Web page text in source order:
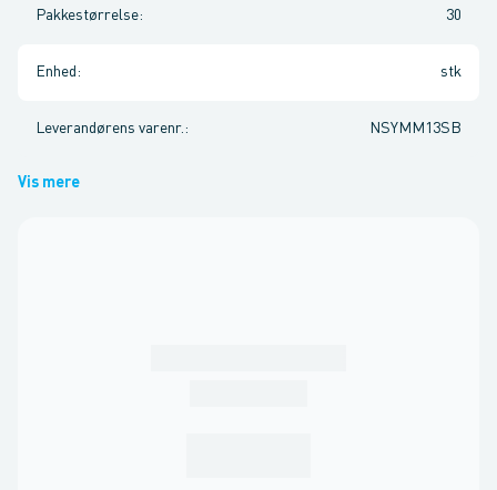
Pakkestørrelse: 30
Enhed : stk
Leverandørens varenr. : NSYMM13SB
Vis mere